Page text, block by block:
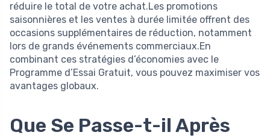
réduire le total de votre achat.Les promotions
saisonnières et les ventes à durée limitée offrent des
occasions supplémentaires de réduction, notamment
lors de grands événements commerciaux.En
combinant ces stratégies d’économies avec le
Programme d’Essai Gratuit, vous pouvez maximiser vos
avantages globaux.
Que Se Passe-t-il Après